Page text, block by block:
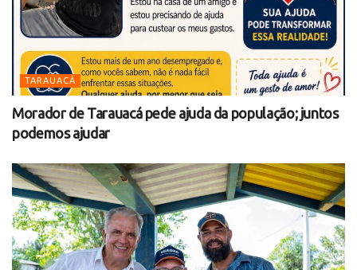
TARAUACÁ
Morador de Tarauacá pede ajuda da população; juntos
podemos ajudar